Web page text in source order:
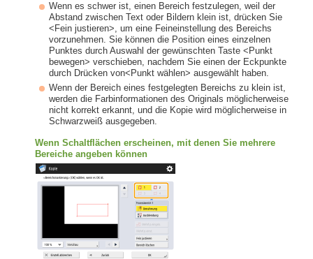
Wenn es schwer ist, einen Bereich festzulegen, weil der
Abstand zwischen Text oder Bildern klein ist, drücken Sie
<Fein justieren>, um eine Feineinstellung des Bereichs
vorzunehmen. Sie können die Position eines einzelnen
Punktes durch Auswahl der gewünschten Taste <Punkt
bewegen> verschieben, nachdem Sie einen der Eckpunkte
durch Drücken von<Punkt wählen> ausgewählt haben.
Wenn der Bereich eines festgelegten Bereichs zu klein ist,
werden die Farbinformationen des Originals möglicherweise
nicht korrekt erkannt, und die Kopie wird möglicherweise in
Schwarzweiß ausgegeben.
Wenn Schaltflächen erscheinen, mit denen Sie mehrere
Bereiche angeben können